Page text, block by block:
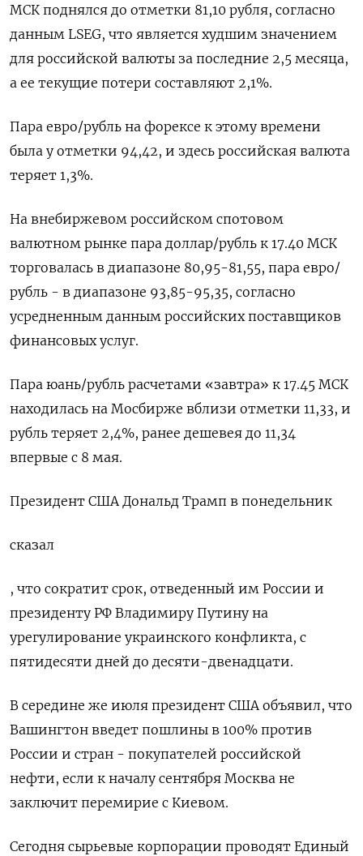
МСК поднялся до отметки 81,10 рубля, согласно
данным LSEG, что является худшим значением
для российской валюты за последние 2,5 месяца,
а ее текущие потери составляют 2,1%.
Пара евро/рубль на форексе к этому времени
была у отметки 94,42, и здесь российская валюта
теряет 1,3%.
На внебиржевом российском спотовом
валютном рынке пара доллар/рубль к 17.40 МСК
торговалась в диапазоне 80,95-81,55, пара евро/
рубль - в диапазоне 93,85-95,35, согласно
усредненным данным российских поставщиков
финансовых услуг.
Пара юань/рубль расчетами «завтра» к 17.45 МСК
находилась на Мосбирже вблизи отметки 11,33, и
рубль теряет 2,4%, ранее дешевея до 11,34
впервые с 8 мая.
Президент США Дональд Трамп в понедельник
сказал
, что сократит срок, отведенный им России и
президенту РФ Владимиру Путину на
урегулирование украинского конфликта, с
пятидесяти дней до десяти-двенадцати.
В середине же июля президент США объявил, что
Вашингтон введет пошлины в 100% против
России и стран - покупателей российской
нефти, если к началу сентября Москва не
заключит перемирие с Киевом.
Сегодня сырьевые корпорации проводят Единый